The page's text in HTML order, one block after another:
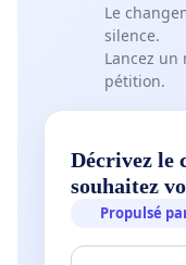
Le
silence.
Lancez un
pétition.
Décrivez le
souhaitez
Propulsé